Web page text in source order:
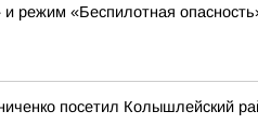
режим «Беспилотная
посетил Колышлейский